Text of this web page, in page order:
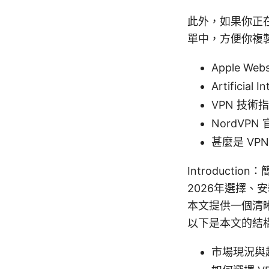
此外，如果你正
單中，方便你複
Apple
Artificial
VPN 技術
NordVPN
甚麼是
Introduction：
2026年選擇、
本文提供一個清
以下是本文的結
市場現況